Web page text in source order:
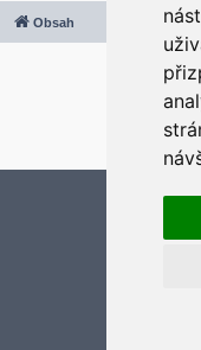
Obsah
Založeno na